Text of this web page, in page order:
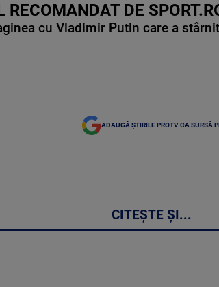
RECOMANDAT DE
cu Vladimir Putin care a
ADAUGĂ ȘTIRILE PROTV CA SURSĂ
CITEȘTE ȘI...